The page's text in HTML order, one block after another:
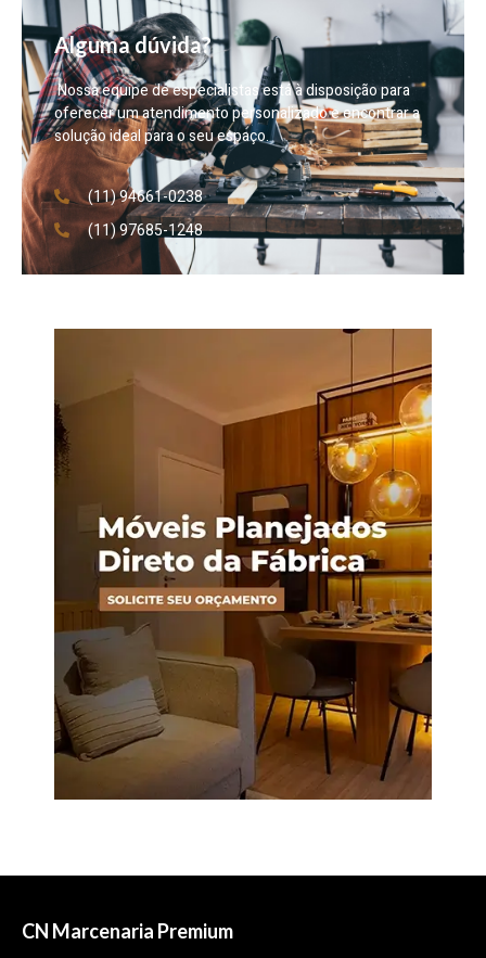
Alguma dúvida?
Nossa equipe de especialistas está à disposição para
oferecer um atendimento personalizado e encontrar a
solução ideal para o seu espaço.
(11) 94661-0238
(11) 97685-1248
CN Marcenaria Premium